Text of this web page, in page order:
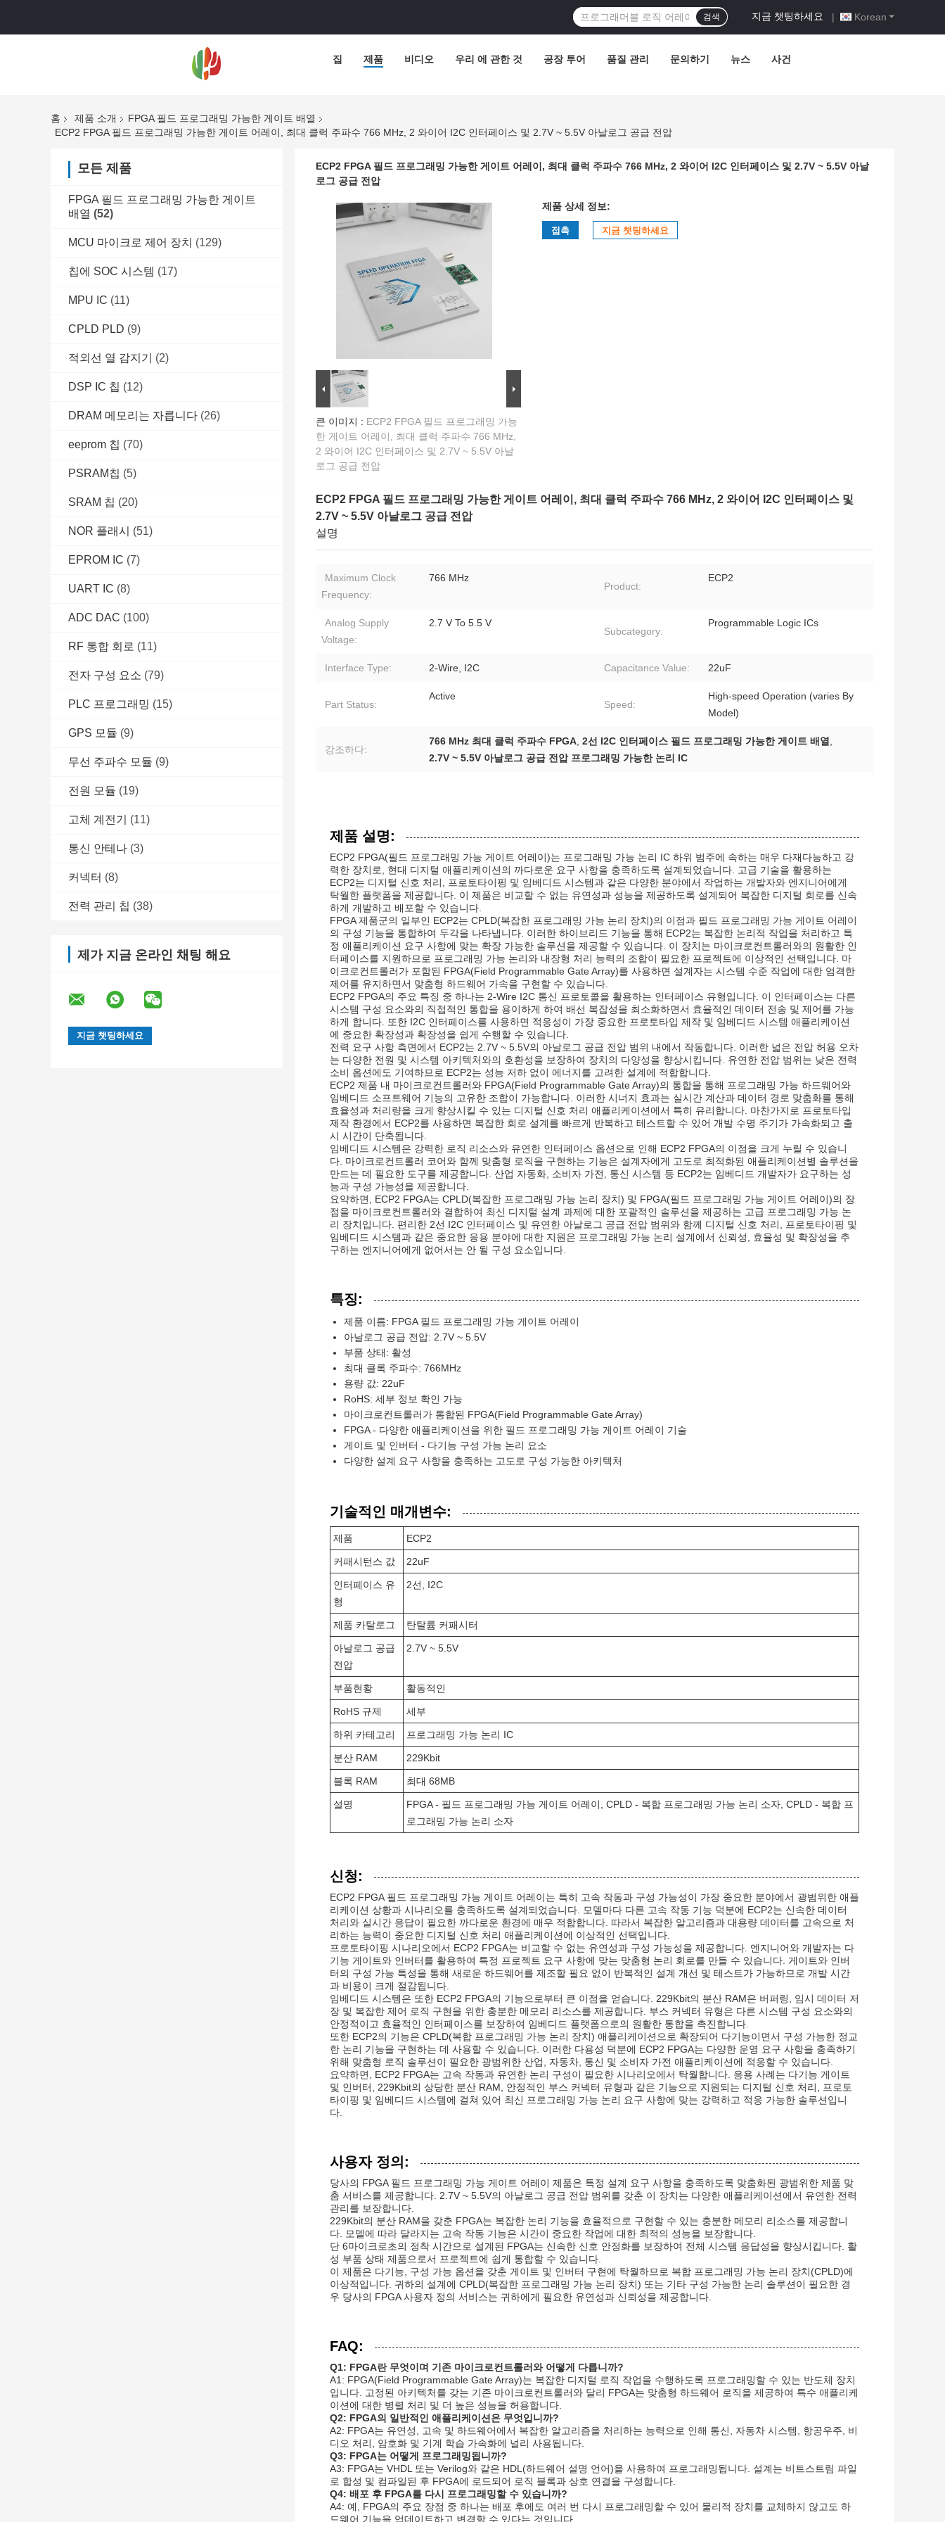
Korean
지금 챗팅하세요 |
검색
집 제품 비디오 우리 에 관한 것 공장 투어 품질 관리 문의하기 뉴스 사건
홈 제품 소개
FPGA 필드 프로그래밍 가능한 게이트 배열
ECP2 FPGA 필드 프로그래밍 가능한 게이트 어레이, 최대 클럭 주파수 766 MHz, 2 와이어 I2C 인터페이스 및 2.7V ~ 5.5V 아날로그 공급 전압
모든 제품
FPGA 필드 프로그래밍 가능한 게이트
배열 (52)
MCU 마이크로 제어 장치 (129)
칩에 SOC 시스템 (17)
MPU IC (11)
CPLD PLD (9)
적외선 열 감지기 (2)
DSP IC 칩 (12)
DRAM 메모리는 자릅니다 (26)
eeprom 칩 (70)
PSRAM칩 (5)
SRAM 칩 (20)
NOR 플래시 (51)
EPROM IC (7)
UART IC (8)
ADC DAC (100)
RF 통합 회로 (11)
전자 구성 요소 (79)
PLC 프로그래밍 (15)
GPS 모듈 (9)
무선 주파수 모듈 (9)
전원 모듈 (19)
고체 계전기 (11)
통신 안테나 (3)
커넥터 (8)
전력 관리 칩 (38)
제가 지금 온라인 채팅 해요
ECP2 FPGA 필드 프로그래밍 가능한 게이트 어레이, 최대 클럭 주파수 766 MHz, 2 와이어 I2C 인터페이스 및 2.7V ~ 5.5V 아날
로그 공급 전압
큰 이미지 : ECP2 FPGA 필드 프로그래밍 가능
한 게이트 어레이, 최대 클럭 주파수 766 MHz,
2 와이어 I2C 인터페이스 및 2.7V ~ 5.5V 아날
로그 공급 전압
제품 상세 정보:
접촉 지금 챗팅하세요
ECP2 FPGA 필드 프로그래밍 가능한 게이트 어레이, 최대 클럭 주파수 766 MHz, 2 와이어 I2C 인터페이스 및
2.7V ~ 5.5V 아날로그 공급 전압
설명
Maximum Clock
Frequency:
766 MHz
Product:
ECP2
Analog Supply
Voltage:
2.7 V To 5.5 V
Subcategory:
Programmable Logic ICs
Interface Type: 2-Wire, I2C Capacitance Value: 22uF
Part Status:
Active
Speed:
High-speed Operation (varies By
Model)
강조하다:
766 MHz 최대 클럭 주파수 FPGA 2선 I2C 인터페이스 필드 프로그래밍 가능한 게이트 배열
2.7V ~ 5.5V 아날로그 공급 전압 프로그래밍 가능한 논리 IC
제품 설명:
ECP2 FPGA(필드 프로그래밍 가능 게이트 어레이)는 프로그래밍 가능 논리 IC 하위 범주에 속하는 매우 다재다능하고 강
력한 장치로, 현대 디지털 애플리케이션의 까다로운 요구 사항을 충족하도록 설계되었습니다. 고급 기술을 활용하는
ECP2는 디지털 신호 처리, 프로토타이핑 및 임베디드 시스템과 같은 다양한 분야에서 작업하는 개발자와 엔지니어에게
탁월한 플랫폼을 제공합니다. 이 제품은 비교할 수 없는 유연성과 성능을 제공하도록 설계되어 복잡한 디지털 회로를 신속
하게 개발하고 배포할 수 있습니다.
FPGA 제품군의 일부인 ECP2는 CPLD(복잡한 프로그래밍 가능 논리 장치)의 이점과 필드 프로그래밍 가능 게이트 어레이
의 구성 기능을 통합하여 두각을 나타냅니다. 이러한 하이브리드 기능을 통해 ECP2는 복잡한 논리적 작업을 처리하고 특
정 애플리케이션 요구 사항에 맞는 확장 가능한 솔루션을 제공할 수 있습니다. 이 장치는 마이크로컨트롤러와의 원활한 인
터페이스를 지원하므로 프로그래밍 가능 논리와 내장형 처리 능력의 조합이 필요한 프로젝트에 이상적인 선택입니다. 마
이크로컨트롤러가 포함된 FPGA(Field Programmable Gate Array)를 사용하면 설계자는 시스템 수준 작업에 대한 엄격한
제어를 유지하면서 맞춤형 하드웨어 가속을 구현할 수 있습니다.
ECP2 FPGA의 주요 특징 중 하나는 2-Wire I2C 통신 프로토콜을 활용하는 인터페이스 유형입니다. 이 인터페이스는 다른
시스템 구성 요소와의 직접적인 통합을 용이하게 하여 배선 복잡성을 최소화하면서 효율적인 데이터 전송 및 제어를 가능
하게 합니다. 또한 I2C 인터페이스를 사용하면 적응성이 가장 중요한 프로토타입 제작 및 임베디드 시스템 애플리케이션
에 중요한 확장성과 확장성을 쉽게 수행할 수 있습니다.
전력 요구 사항 측면에서 ECP2는 2.7V ~ 5.5V의 아날로그 공급 전압 범위 내에서 작동합니다. 이러한 넓은 전압 허용 오차
는 다양한 전원 및 시스템 아키텍처와의 호환성을 보장하여 장치의 다양성을 향상시킵니다. 유연한 전압 범위는 낮은 전력
소비 옵션에도 기여하므로 ECP2는 성능 저하 없이 에너지를 고려한 설계에 적합합니다.
ECP2 제품 내 마이크로컨트롤러와 FPGA(Field Programmable Gate Array)의 통합을 통해 프로그래밍 가능 하드웨어와
임베디드 소프트웨어 기능의 고유한 조합이 가능합니다. 이러한 시너지 효과는 실시간 계산과 데이터 경로 맞춤화를 통해
효율성과 처리량을 크게 향상시킬 수 있는 디지털 신호 처리 애플리케이션에서 특히 유리합니다. 마찬가지로 프로토타입
제작 환경에서 ECP2를 사용하면 복잡한 회로 설계를 빠르게 반복하고 테스트할 수 있어 개발 수명 주기가 가속화되고 출
시 시간이 단축됩니다.
임베디드 시스템은 강력한 로직 리소스와 유연한 인터페이스 옵션으로 인해 ECP2 FPGA의 이점을 크게 누릴 수 있습니
다. 마이크로컨트롤러 코어와 함께 맞춤형 로직을 구현하는 기능은 설계자에게 고도로 최적화된 애플리케이션별 솔루션을
만드는 데 필요한 도구를 제공합니다. 산업 자동화, 소비자 가전, 통신 시스템 등 ECP2는 임베디드 개발자가 요구하는 성
능과 구성 가능성을 제공합니다.
요약하면, ECP2 FPGA는 CPLD(복잡한 프로그래밍 가능 논리 장치) 및 FPGA(필드 프로그래밍 가능 게이트 어레이)의 장
점을 마이크로컨트롤러와 결합하여 최신 디지털 설계 과제에 대한 포괄적인 솔루션을 제공하는 고급 프로그래밍 가능 논
리 장치입니다. 편리한 2선 I2C 인터페이스 및 유연한 아날로그 공급 전압 범위와 함께 디지털 신호 처리, 프로토타이핑 및
임베디드 시스템과 같은 중요한 응용 분야에 대한 지원은 프로그래밍 가능 논리 설계에서 신뢰성, 효율성 및 확장성을 추
구하는 엔지니어에게 없어서는 안 될 구성 요소입니다.
특징:
제품 이름: FPGA 필드 프로그래밍 가능 게이트 어레이
아날로그 공급 전압: 2.7V ~ 5.5V
부품 상태: 활성
최대 클록 주파수: 766MHz
용량 값: 22uF
RoHS: 세부 정보 확인 가능
마이크로컨트롤러가 통합된 FPGA(Field Programmable Gate Array)
FPGA - 다양한 애플리케이션을 위한 필드 프로그래밍 가능 게이트 어레이 기술
게이트 및 인버터 - 다기능 구성 가능 논리 요소
다양한 설계 요구 사항을 충족하는 고도로 구성 가능한 아키텍처
기술적인 매개변수:
제품 ECP2
커패시턴스 값 22uF
인터페이스 유
형
2선, I2C
제품 카탈로그 탄탈륨 커패시터
아날로그 공급
전압
2.7V ~ 5.5V
부품현황 활동적인
RoHS 규제 세부
하위 카테고리 프로그래밍 가능 논리 IC
분산 RAM 229Kbit
블록 RAM 최대 68MB
설명
FPGA - 필드 프로그래밍 가능 게이트 어레이, CPLD - 복합 프로그래밍 가능 논리 소자, CPLD - 복합 프
로그래밍 가능 논리 소자
신청:
ECP2 FPGA 필드 프로그래밍 가능 게이트 어레이는 특히 고속 작동과 구성 가능성이 가장 중요한 분야에서 광범위한 애플
리케이션 상황과 시나리오를 충족하도록 설계되었습니다. 모델마다 다른 고속 작동 기능 덕분에 ECP2는 신속한 데이터
처리와 실시간 응답이 필요한 까다로운 환경에 매우 적합합니다. 따라서 복잡한 알고리즘과 대용량 데이터를 고속으로 처
리하는 능력이 중요한 디지털 신호 처리 애플리케이션에 이상적인 선택입니다.
프로토타이핑 시나리오에서 ECP2 FPGA는 비교할 수 없는 유연성과 구성 가능성을 제공합니다. 엔지니어와 개발자는 다
기능 게이트와 인버터를 활용하여 특정 프로젝트 요구 사항에 맞는 맞춤형 논리 회로를 만들 수 있습니다. 게이트와 인버
터의 구성 가능 특성을 통해 새로운 하드웨어를 제조할 필요 없이 반복적인 설계 개선 및 테스트가 가능하므로 개발 시간
과 비용이 크게 절감됩니다.
임베디드 시스템은 또한 ECP2 FPGA의 기능으로부터 큰 이점을 얻습니다. 229Kbit의 분산 RAM은 버퍼링, 임시 데이터 저
장 및 복잡한 제어 로직 구현을 위한 충분한 메모리 리소스를 제공합니다. 부스 커넥터 유형은 다른 시스템 구성 요소와의
안정적이고 효율적인 인터페이스를 보장하여 임베디드 플랫폼으로의 원활한 통합을 촉진합니다.
또한 ECP2의 기능은 CPLD(복합 프로그래밍 가능 논리 장치) 애플리케이션으로 확장되어 다기능이면서 구성 가능한 정교
한 논리 기능을 구현하는 데 사용할 수 있습니다. 이러한 다용성 덕분에 ECP2 FPGA는 다양한 운영 요구 사항을 충족하기
위해 맞춤형 로직 솔루션이 필요한 광범위한 산업, 자동차, 통신 및 소비자 가전 애플리케이션에 적응할 수 있습니다.
요약하면, ECP2 FPGA는 고속 작동과 유연한 논리 구성이 필요한 시나리오에서 탁월합니다. 응용 사례는 다기능 게이트
및 인버터, 229Kbit의 상당한 분산 RAM, 안정적인 부스 커넥터 유형과 같은 기능으로 지원되는 디지털 신호 처리, 프로토
타이핑 및 임베디드 시스템에 걸쳐 있어 최신 프로그래밍 가능 논리 요구 사항에 맞는 강력하고 적응 가능한 솔루션입니
다.
사용자 정의:
당사의 FPGA 필드 프로그래밍 가능 게이트 어레이 제품은 특정 설계 요구 사항을 충족하도록 맞춤화된 광범위한 제품 맞
춤 서비스를 제공합니다. 2.7V ~ 5.5V의 아날로그 공급 전압 범위를 갖춘 이 장치는 다양한 애플리케이션에서 유연한 전력
관리를 보장합니다.
229Kbit의 분산 RAM을 갖춘 FPGA는 복잡한 논리 기능을 효율적으로 구현할 수 있는 충분한 메모리 리소스를 제공합니
다. 모델에 따라 달라지는 고속 작동 기능은 시간이 중요한 작업에 대한 최적의 성능을 보장합니다.
단 6마이크로초의 정착 시간으로 설계된 FPGA는 신속한 신호 안정화를 보장하여 전체 시스템 응답성을 향상시킵니다. 활
성 부품 상태 제품으로서 프로젝트에 쉽게 통합할 수 있습니다.
이 제품은 다기능, 구성 가능 옵션을 갖춘 게이트 및 인버터 구현에 탁월하므로 복합 프로그래밍 가능 논리 장치(CPLD)에
이상적입니다. 귀하의 설계에 CPLD(복잡한 프로그래밍 가능 논리 장치) 또는 기타 구성 가능한 논리 솔루션이 필요한 경
우 당사의 FPGA 사용자 정의 서비스는 귀하에게 필요한 유연성과 신뢰성을 제공합니다.
FAQ:
Q1: FPGA란 무엇이며 기존 마이크로컨트롤러와 어떻게 다릅니까?
A1: FPGA(Field Programmable Gate Array)는 복잡한 디지털 로직 작업을 수행하도록 프로그래밍할 수 있는 반도체 장치
입니다. 고정된 아키텍처를 갖는 기존 마이크로컨트롤러와 달리 FPGA는 맞춤형 하드웨어 로직을 제공하여 특수 애플리케
이션에 대한 병렬 처리 및 더 높은 성능을 허용합니다.
Q2: FPGA의 일반적인 애플리케이션은 무엇입니까?
A2: FPGA는 유연성, 고속 및 하드웨어에서 복잡한 알고리즘을 처리하는 능력으로 인해 통신, 자동차 시스템, 항공우주, 비
디오 처리, 암호화 및 기계 학습 가속화에 널리 사용됩니다.
Q3: FPGA는 어떻게 프로그래밍됩니까?
A3: FPGA는 VHDL 또는 Verilog와 같은 HDL(하드웨어 설명 언어)을 사용하여 프로그래밍됩니다. 설계는 비트스트림 파일
로 합성 및 컴파일된 후 FPGA에 로드되어 로직 블록과 상호 연결을 구성합니다.
Q4: 배포 후 FPGA를 다시 프로그래밍할 수 있습니까?
A4: 예, FPGA의 주요 장점 중 하나는 배포 후에도 여러 번 다시 프로그래밍할 수 있어 물리적 장치를 교체하지 않고도 하
드웨어 기능을 업데이트하고 변경할 수 있다는 것입니다.